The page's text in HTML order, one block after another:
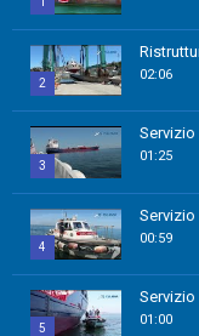
2
02:06
3
01:25
4
Servizio
00:59
5
01:00